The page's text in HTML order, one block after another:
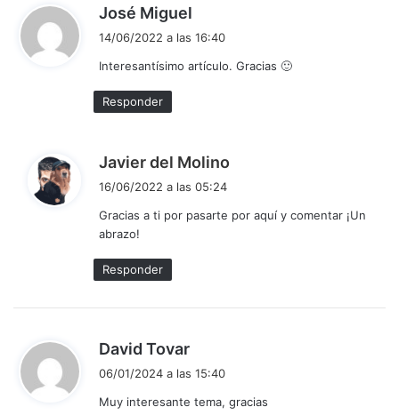
José Miguel
e
14/06/2022 a las 16:40
Interesantísimo artículo. Gracias 🙂
Responder
Javier del Molino
e
16/06/2022 a las 05:24
Gracias a ti por pasarte por aquí y comentar ¡Un
abrazo!
Responder
David Tovar
e
06/01/2024 a las 15:40
Muy interesante tema, gracias